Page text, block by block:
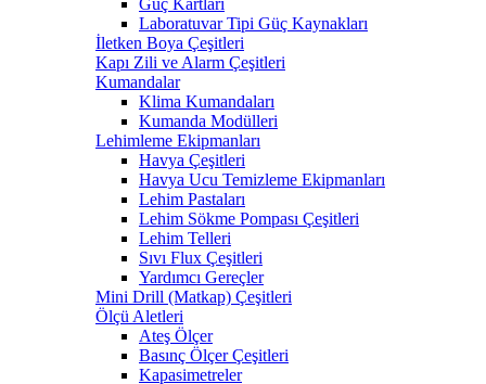
Güç Kartları
Laboratuvar Tipi Güç Kaynakları
İletken Boya Çeşitleri
Kapı Zili ve Alarm Çeşitleri
Kumandalar
Klima Kumandaları
Kumanda Modülleri
Lehimleme Ekipmanları
Havya Çeşitleri
Havya Ucu Temizleme Ekipmanları
Lehim Pastaları
Lehim Sökme Pompası Çeşitleri
Lehim Telleri
Sıvı Flux Çeşitleri
Yardımcı Gereçler
Mini Drill (Matkap) Çeşitleri
Ölçü Aletleri
Ateş Ölçer
Basınç Ölçer Çeşitleri
Kapasimetreler